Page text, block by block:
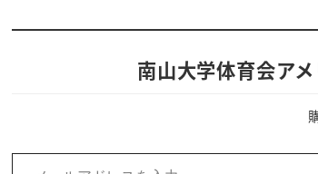
南山大学体育会ア
メールアドレスを入力...